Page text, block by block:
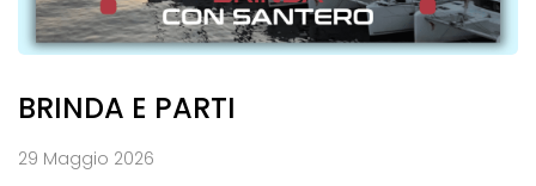
BRINDA E PARTI
29 Maggio 2026